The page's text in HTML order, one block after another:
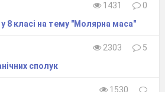
1431
0
у 8 класі на тему "Молярна маса"
2303
5
сполук
1530